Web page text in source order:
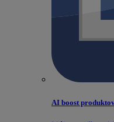
AI boost